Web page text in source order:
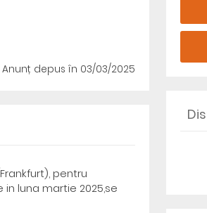
Anunț depus în 03/03/2025
pentru
luna martie 2025,se